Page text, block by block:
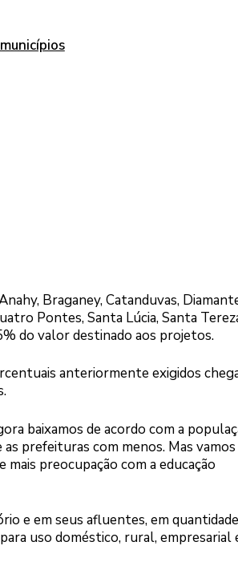
Braganey, Catanduvas,
Pontes, Santa Lúcia, Santa
do valor destinado aos projetos.
anteriormente exigidos
baixamos de acordo com a
prefeituras com menos. Mas
mais preocupação com a educação
e em seus afluentes, em
uso doméstico, rural, empresarial